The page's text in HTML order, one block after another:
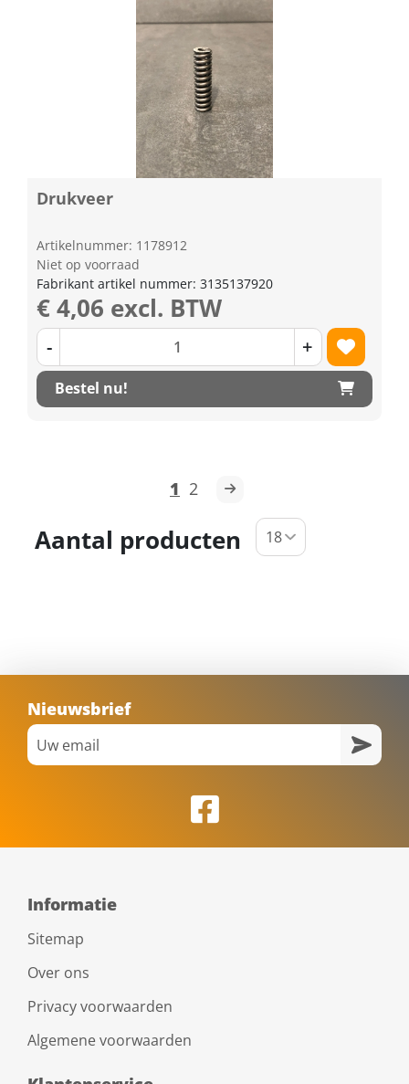
Drukveer
Artikelnummer: 1178912
Niet op voorraad
Fabrikant artikel nummer: 3135137920
€ 4,06 excl. BTW
- +
Bestel nu!
1 2
Aantal producten
Nieuwsbrief
Informatie
Sitemap
Over ons
Privacy voorwaarden
Algemene voorwaarden